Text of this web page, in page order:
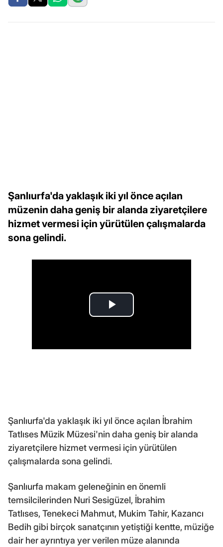
Şanlıurfa'da yaklaşık iki yıl önce açılan
müzenin daha geniş bir alanda ziyaretçilere
hizmet vermesi için yürütülen çalışmalarda
sona gelindi.
Şanlıurfa'da yaklaşık iki yıl önce açılan İbrahim
Tatlıses Müzik Müzesi'nin daha geniş bir alanda
ziyaretçilere hizmet vermesi için yürütülen
çalışmalarda sona gelindi.
Şanlıurfa makam geleneğinin en önemli
temsilcilerinden Nuri Sesigüzel, İbrahim
Tatlıses, Tenekeci Mahmut, Mukim Tahir, Kazancı
Bedih gibi birçok sanatçının yetiştiği kentte, müziğe
dair her ayrıntıya yer verilen müze alanında